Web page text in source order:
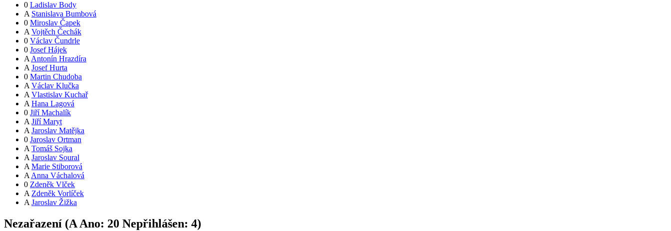
0 Ladislav Body
A Stanislava Bumbová
0 Miroslav Čapek
A Vojtěch Čechák
0 Václav Čundrle
0 Josef Hájek
AAntonín Hrazdíra
A Josef Hurta
0 Martin Chudoba
A Václav Klučka
A Vlastislav Kuchař
A Hana Lagová
0 Jiří Machalík
A Jiří Maryt
A Jaroslav Matějka
0 Jaroslav Ortman
A Tomáš Sojka
A Jaroslav Soural
A Marie Stiborová
AAnna Váchalová
0 Zdeněk Vlček
A Zdeněk Vorlíček
A Jaroslav Žižka
Nezařazení (AAno: 20 Nepřihlášen: 4)